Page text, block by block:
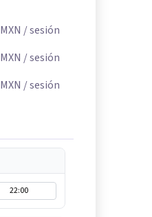
MXN / sesión
MXN / sesión
MXN / sesión
22:00